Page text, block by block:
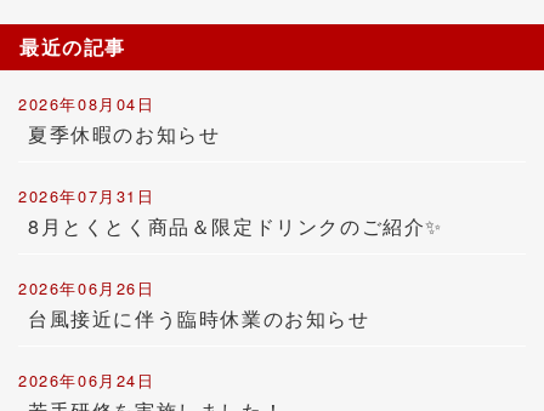
最近の記事
2026年08月04日
夏季休暇のお知らせ
2026年07月31日
8月とくとく商品＆限定ドリンクのご紹介✨
2026年06月26日
台風接近に伴う臨時休業のお知らせ
2026年06月24日